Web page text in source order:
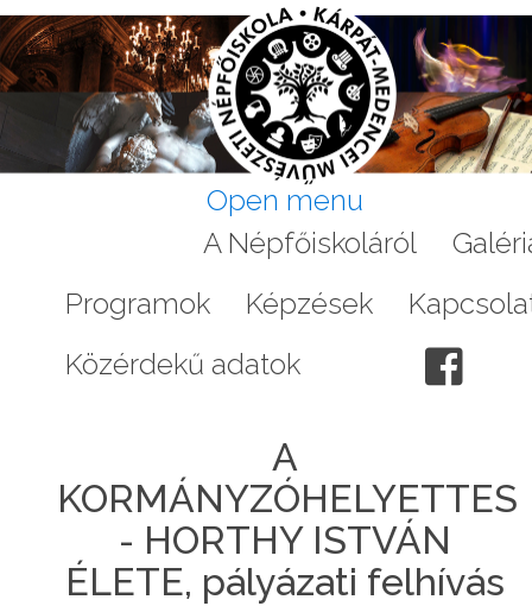
Open menu
A Népfőiskoláról
Programok
Képzések
Közérdekű adatok
A
KORMÁNYZÓHELYETTES
- HORTHY ISTVÁN
ÉLETE, pályázati felhívás